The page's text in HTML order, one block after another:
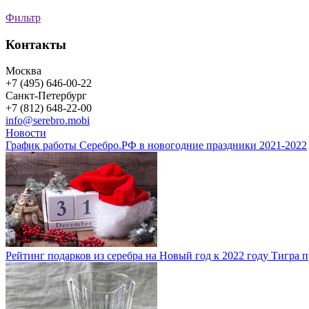
Фильтр
Контакты
Москва
+7 (495) 646-00-22
Санкт-Петербург
+7 (812) 648-22-00
info@serebro.mobi
Новости
График работы Серебро.РФ в новогодние праздники 2021-2022
Рейтинг подарков из серебра на Новый год к 2022 году Тигра